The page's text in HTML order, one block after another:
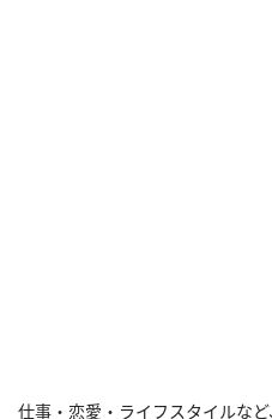
仕事・恋愛・ライフスタイルな